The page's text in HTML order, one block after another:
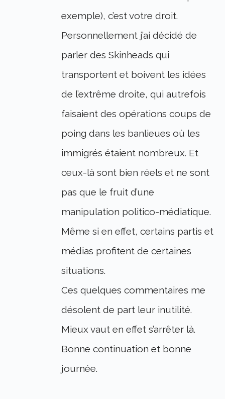
exemple), c’est votre droit.
Personnellement j’ai décidé de
parler des Skinheads qui
transportent et boivent les idées
de l’extrême droite, qui autrefois
faisaient des opérations coups de
poing dans les banlieues où les
immigrés étaient nombreux. Et
ceux-là sont bien réels et ne sont
pas que le fruit d’une
manipulation politico-médiatique.
Même si en effet, certains partis et
médias profitent de certaines
situations.
Ces quelques commentaires me
désolent de part leur inutilité.
Mieux vaut en effet s’arrêter là.
Bonne continuation et bonne
journée.